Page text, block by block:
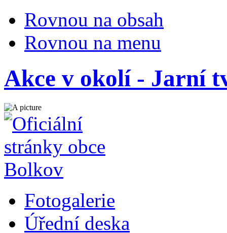
Rovnou na obsah
Rovnou na menu
Akce v okolí - Jarní
Fotogalerie
Úřední deska